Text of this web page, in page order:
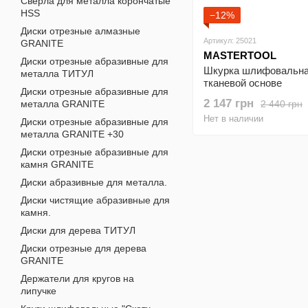
−12%
Артикул: 25021
MASTERTOOL
Шкурка
тканевой основе
м 08-2718
2 440 грн
2 147 грн
Нет в наличии
HSS
Диски отрезные алмазные
GRANITE
Диски отрезные абразивные для
металла ТИТУЛ
Диски отрезные абразивные для
металла GRANITE
Диски отрезные абразивные для
металла GRANITE +30
Диски отрезные абразивные для
камня GRANITE
Диски абразивные для металла.
Диски чистящие абразивные для
камня.
Диски для дерева ТИТУЛ
Диски отрезные для дерева
GRANITE
Держатели для кругов на
липучке